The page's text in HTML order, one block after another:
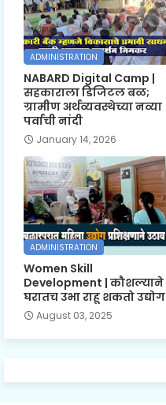
ADMINISTRATION
NABARD Digital Camp |
सहकाराला डिजिटल बळ;
ग्रामीण अर्थव्यवस्थेच्या नव्या
पर्वाची नांदी
January 14, 2026
ADMINISTRATION
Women Skill
Development | कौशल्याने
घरातच उभा राहू शकतो उद्योग
August 03, 2025